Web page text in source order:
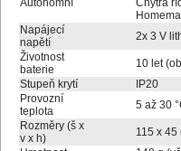
Autonomní
Chytrá
Napájecí
napětí
2x 3 V
Životnost
baterie
10 let
Stupeň krytí
IP20
Provozní
teplota
5 až 30
Rozměry (š x
v x h)
115 x 45